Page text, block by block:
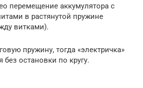
перемещение аккумулятора с
в растянутой пружине
витками).
пружину, тогда «электричка»
без остановки по кругу.